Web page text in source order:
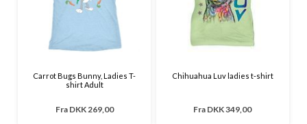
Carrot Bugs Bunny, Ladies T-
shirt Adult
Fra DKK 269,00
Chihuahua Luv ladies t-shirt
Fra DKK 349,00